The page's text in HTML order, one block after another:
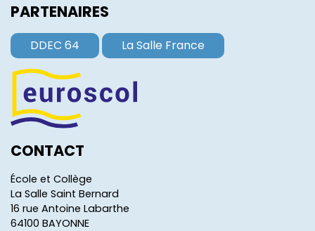
PARTENAIRES
DDEC 64 La Salle France
CONTACT
École et Collège
La Salle Saint Bernard
16 rue Antoine Labarthe
64100 BAYONNE